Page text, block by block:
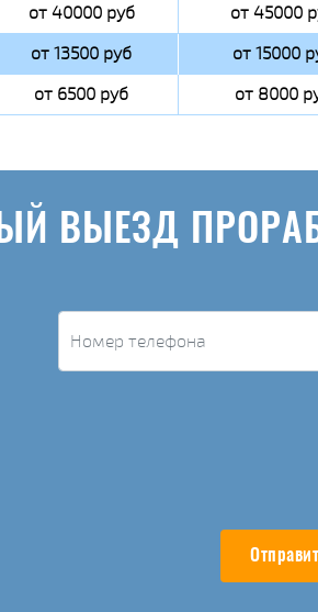
от 40000 руб от 45000
от 13500 руб от 15000
от 6500 руб от 8000
ВЫЕЗД